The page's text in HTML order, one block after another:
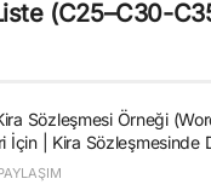
(C25–C30-
Sözleşmesi Örneği
İçin | Kira Sözleşmesinde